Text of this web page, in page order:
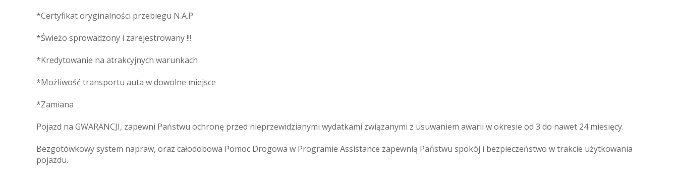
*Certyfikat oryginalności przebiegu N.A.P
*Świeżo sprowadzony i zarejestrowany !!!
*Kredytowanie na atrakcyjnych warunkach
*Możliwość transportu auta w dowolne miejsce
*Zamiana
Pojazd na GWARANCJI, zapewni Państwu ochronę przed nieprzewidzianymi wydatkami związanymi z usuwaniem awarii w okresie od 3 do nawet 24 miesięcy.
Bezgotówkowy system napraw, oraz całodobowa Pomoc Drogowa w Programie Assistance zapewnią Państwu spokój i bezpieczeństwo w trakcie użytkowania
pojazdu.